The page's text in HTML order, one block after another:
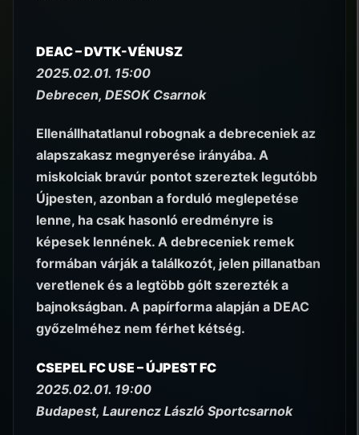
DEAC – DVTK-VÉNUSZ
2025.02.01. 15:00
Debrecen, DESOK Csarnok
Ellenállhatatlanul robognak a debreceniek az
alapszakasz megnyerése irányába. A
miskolciak bravúr pontot szereztek legutóbb
Újpesten, azonban a forduló meglepetése
lenne, ha csak hasonló eredményre is
képesek lennének. A debreceniek remek
formában várják a találkozót, jelen pillanatban
veretlenek és a legtöbb gólt szerezték a
bajnokságban. A papírforma alapján a DEAC
győzelméhez nem férhet kétség.
CSEPEL FC USE – ÚJPEST FC
2025.02.01. 19:00
Budapest, Laurencz László Sportcsarnok